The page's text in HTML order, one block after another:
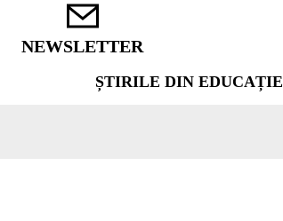
NEWSLETTER
ȘTIRILE DIN EDUCAȚIE